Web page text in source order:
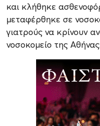
και κλήθηκε
μεταφέρθηκε σε
γιατρούς να κρίνουν
νοσοκομείο της Αθήνας.